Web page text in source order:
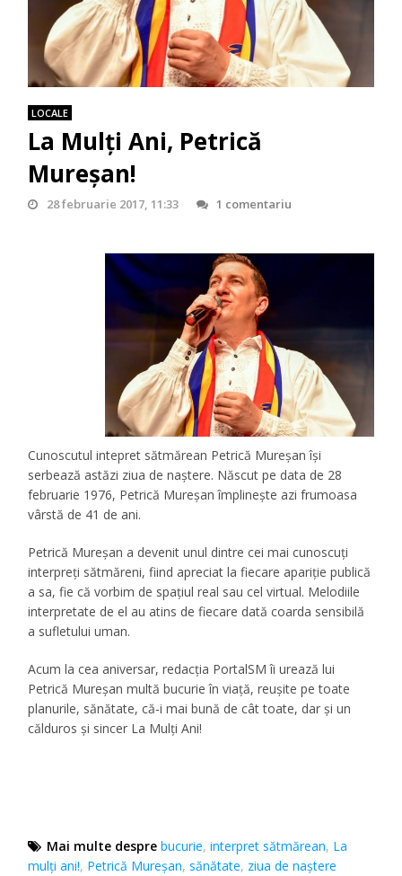
LOCALE
La Mulți Ani, Petrică
Mureșan!
28 februarie 2017, 11:33 1 comentariu
Cunoscutul intepret sătmărean Petrică Mureșan își
serbează astăzi ziua de naștere. Născut pe data de 28
februarie 1976, Petrică Mureșan împlinește azi frumoasa
vârstă de 41 de ani.
Petrică Mureșan a devenit unul dintre cei mai cunoscuți
interpreți sătmăreni, fiind apreciat la fiecare apariție publică
a sa, fie că vorbim de spațiul real sau cel virtual. Melodiile
interpretate de el au atins de fiecare dată coarda sensibilă
a sufletului uman.
Acum la cea aniversar, redacția PortalSM îi urează lui
Petrică Mureșan multă bucurie în viață, reușite pe toate
planurile, sănătate, că-i mai bună de cât toate, dar și un
călduros și sincer La Mulți Ani!
Mai multe despre bucurie,interpret sătmărean, La
mulţi ani!, Petrică Mureșan,sănătate, ziua de naștere